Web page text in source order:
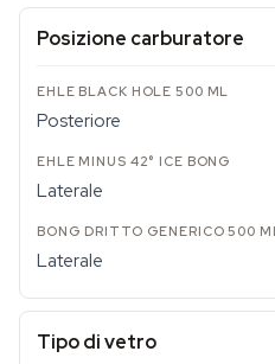
Posizione carburatore
Posteriore
Laterale
Laterale
Tipo di vetro